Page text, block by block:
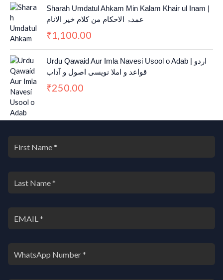
Sharah Umdatul Ahkam Min Kalam Khair ul Inam |
عمدۃ الاحکام من کلام خیر الانام
₹1,100.00
Urdu Qawaid Aur Imla Navesi Usool o Adab | اردو
قواعد و املا نویسی اصول و آداب
₹250.00